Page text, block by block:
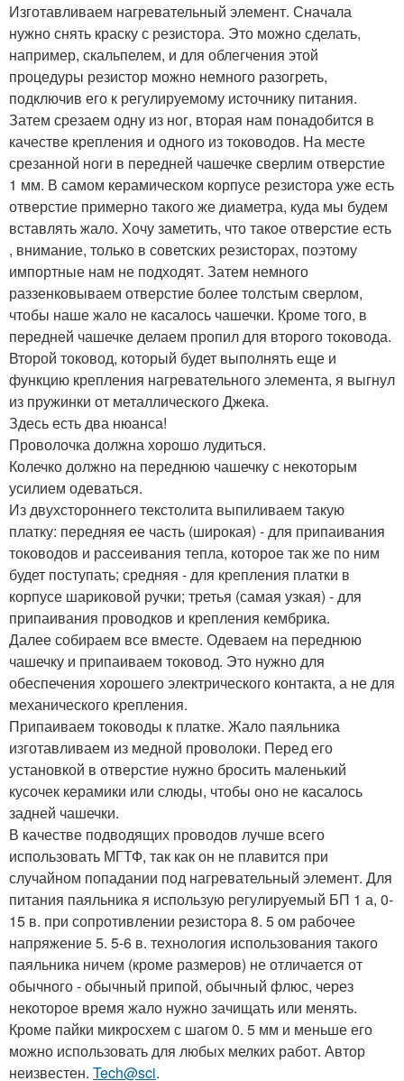
Изготавливаем нагревательный элемент. Сначала
нужно снять краску с резистора. Это можно сделать,
например, скальпелем, и для облегчения этой
процедуры резистор можно немного разогреть,
подключив его к регулируемому источнику питания.
Затем срезаем одну из ног, вторая нам понадобится в
качестве крепления и одного из тоководов. На месте
срезанной ноги в передней чашечке сверлим отверстие
1 мм. В самом керамическом корпусе резистора уже есть
отверстие примерно такого же диаметра, куда мы будем
вставлять жало. Хочу заметить, что такое отверстие есть
, внимание, только в советских резисторах, поэтому
импортные нам не подходят. Затем немного
раззенковываем отверстие более толстым сверлом,
чтобы наше жало не касалось чашечки. Кроме того, в
передней чашечке делаем пропил для второго токовода.
Второй токовод, который будет выполнять еще и
функцию крепления нагревательного элемента, я выгнул
из пружинки от металлического Джека.
Здесь есть два нюанса!
Проволочка должна хорошо лудиться.
Колечко должно на переднюю чашечку с некоторым
усилием одеваться.
Из двухстороннего текстолита выпиливаем такую
платку: передняя ее часть (широкая) - для припаивания
тоководов и рассеивания тепла, которое так же по ним
будет поступать; средняя - для крепления платки в
корпусе шариковой ручки; третья (самая узкая) - для
припаивания проводков и крепления кембрика.
Далее собираем все вместе. Одеваем на переднюю
чашечку и припаиваем токовод. Это нужно для
обеспечения хорошего электрического контакта, а не для
механического крепления.
Припаиваем тоководы к платке. Жало паяльника
изготавливаем из медной проволоки. Перед его
установкой в отверстие нужно бросить маленький
кусочек керамики или слюды, чтобы оно не касалось
задней чашечки.
В качестве подводящих проводов лучше всего
использовать МГТФ, так как он не плавится при
случайном попадании под нагревательный элемент. Для
питания паяльника я использую регулируемый БП 1 а, 0-
15 в. при сопротивлении резистора 8. 5 ом рабочее
напряжение 5. 5-6 в. технология использования такого
паяльника ничем (кроме размеров) не отличается от
обычного - обычный припой, обычный флюс, через
некоторое время жало нужно зачищать или менять.
Кроме пайки микросхем с шагом 0. 5 мм и меньше его
можно использовать для любых мелких работ. Автор
неизвестен. Tech@sci.